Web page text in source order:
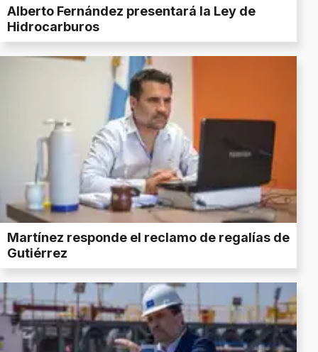
Alberto Fernández presentará la Ley de
Hidrocarburos
Martínez responde el reclamo de regalías de
Gutiérrez